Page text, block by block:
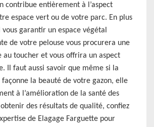
contribue entièrement à l’aspect
espace vert ou de votre parc. En plus
vous garantir un espace végétal
de votre pelouse vous procurera une
au toucher et vous offrira un aspect
Il faut aussi savoir que même si la
la beauté de votre gazon, elle
à l’amélioration de la santé des
des résultats de qualité, confiez
de Elagage Farguette pour